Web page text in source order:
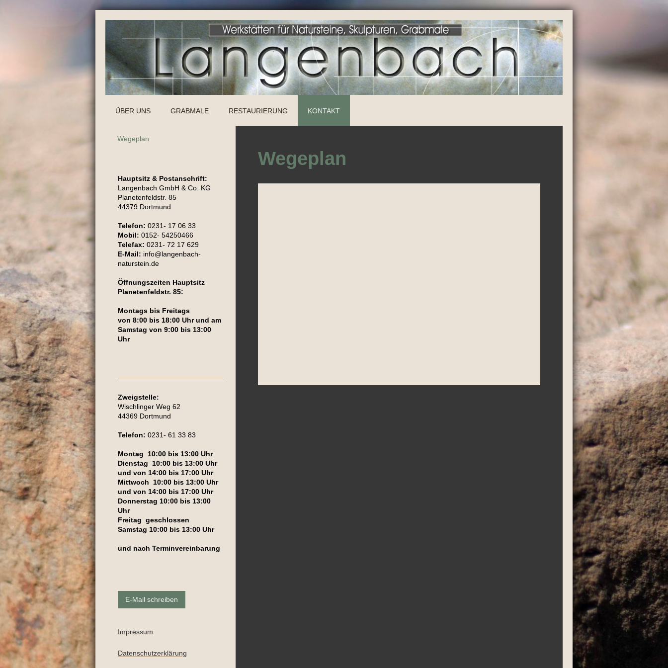
ÜBER UNS GRABMALE RESTAURIERUNG KONTAKT
Wegeplan
Wegeplan
Hauptsitz & Postanschrift:
Langenbach GmbH & Co. KG
Planetenfeldstr. 85
44379 Dortmund
Telefon: 0231- 17 06 33
Mobil: 0152- 54250466
Telefax: 0231- 72 17 629
E-Mail: info@langenbach-
naturstein.de
Öffnungszeiten Hauptsitz
Planetenfeldstr. 85:
Montags bis Freitags
von 8:00 bis 18:00 Uhr und am
Samstag von 9:00 bis 13:00
Uhr
Zweigstelle:
Wischlinger Weg 62
44369 Dortmund
Telefon: 0231- 61 33 83
Montag 10:00 bis 13:00 Uhr
Dienstag 10:00 bis 13:00 Uhr
und von 14:00 bis 17:00 Uhr
Mittwoch 10:00 bis 13:00 Uhr
und von 14:00 bis 17:00 Uhr
Donnerstag 10:00 bis 13:00
Uhr
Freitag geschlossen
Samstag 10:00 bis 13:00 Uhr
und nach Terminvereinbarung
E-Mail schreiben
Impressum
Datenschutzerklärung